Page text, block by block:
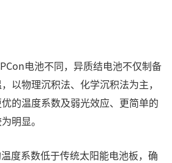
电池不同，异质结电池不仅制备
以物理沉积法、化学沉积法为主，
的温度系数及弱光效应、更简单的
明显。
度系数低于传统太阳能电池板，确